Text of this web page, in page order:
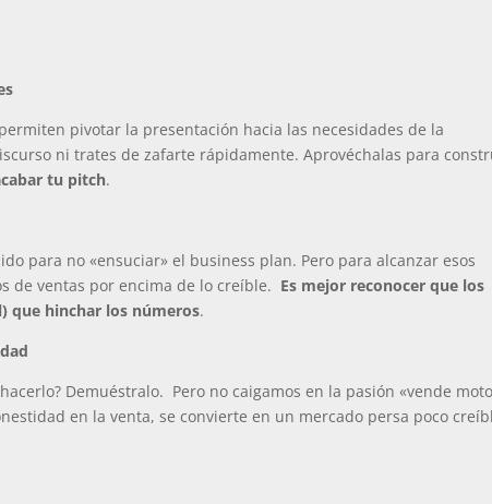
pivotar la presentación hacia las necesidades de la
ni trates de zafarte rápidamente. Aprovéchalas para
tu pitch.
para no «ensuciar» el business plan. Pero para alcanzar esos
de ventas por encima de lo creíble. Es mejor reconocer que los
que hinchar los números.
Demuéstralo. Pero no caigamos en la pasión «vende
en la venta, se convierte en un mercado persa poco